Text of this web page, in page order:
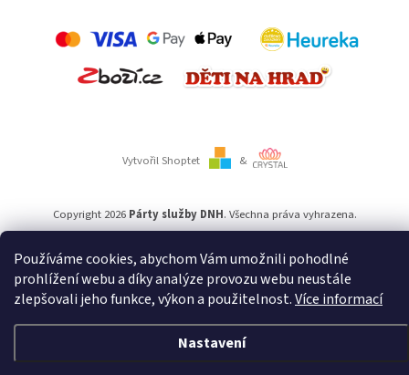
Používáme cookies, abychom Vám umožnili pohodlné
prohlížení webu a díky analýze provozu webu neustále
zlepšovali jeho funkce, výkon a použitelnost.Více informací
Nastavení
Vytvořil Shoptet &
Copyright 2026 Párty služby DNH. Všechna práva vyhrazena.
Používámeověření věku Adulto